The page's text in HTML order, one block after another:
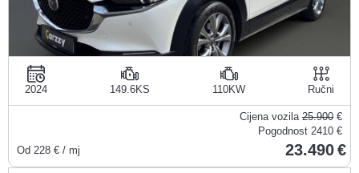
2024 149.6KS 110KW Ručni
Cijena vozila 25.900 €
Pogodnost 2410 €
Od 228 € / mj 23.490